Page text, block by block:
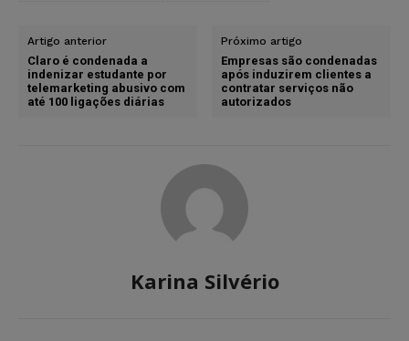
Artigo anterior
Claro é condenada a
indenizar estudante por
telemarketing abusivo com
até 100 ligações diárias
Próximo artigo
Empresas são condenadas
após induzirem clientes a
contratar serviços não
autorizados
Karina Silvério